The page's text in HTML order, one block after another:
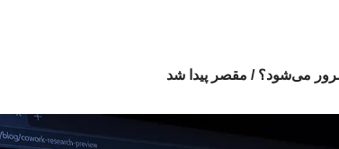
می‌شود؟‌ / مقصر پیدا شد